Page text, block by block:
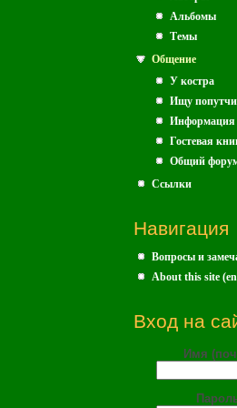
Альбомы
Темы
Общение
У костра
Ищу
Информация
Гостевая
Общий
Ссылки
Навигация
Вопросы и
About this site
Вход на
Имя